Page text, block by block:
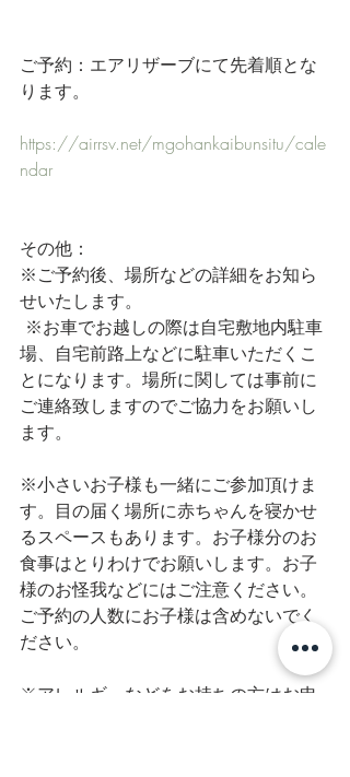
ご予約：エアリザーブにて先着順とな
ります。
https://airrsv.net/mgohankaibunsitu/cale
ndar
その他：
※ご予約後、場所などの詳細をお知ら
せいたします。
場、自宅前路上などに駐車いただくこ
とになります。場所に関しては事前に
ご連絡致しますのでご協力をお願いし
ます。
※小さいお子様も一緒にご参加頂けま
す。目の届く場所に赤ちゃんを寝かせ
るスペースもあります。お子様分のお
食事はとりわけでお願いします。お子
様のお怪我などにはご注意ください。
ご予約の人数にお子様は含めないでく
ださい。
※アレルギーなどをお持ちの方はお申